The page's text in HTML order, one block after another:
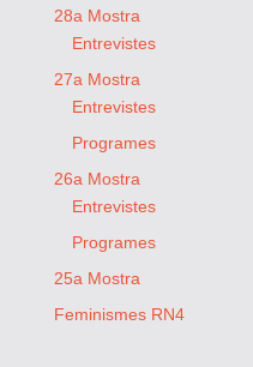
28a Mostra
Entrevistes
27a Mostra
Entrevistes
Programes
26a Mostra
Entrevistes
Programes
25a Mostra
Feminismes RN4